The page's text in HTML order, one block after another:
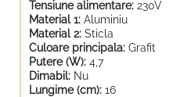
Tensiune alimentare: 230V
Material 1: Aluminiu
Material 2: Sticla
Culoare principala: Grafit
Putere (W): 4,7
Dimabil: Nu
Lungime (cm): 16